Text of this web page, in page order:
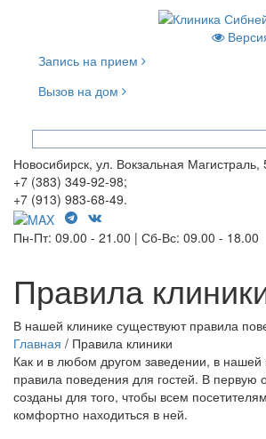
Запись на прием
Вызов на дом
Новосибирск, ул. Вокзальная Магистраль,
+7 (383) 349-92-98;
+7 (913) 983-68-49.
Пн-Пт: 09.00 - 21.00 | Сб-Вс: 09.00 - 18.00
Правила
В нашей клинике существуют правила
Главная / Правила клиники
Как и в любом другом заведении, в нашей
правила поведения для гостей. В первую
созданы для того, чтобы всем
комфортно находиться в ней.